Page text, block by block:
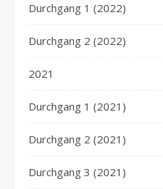
Durchgang 1 (2022)
Durchgang 2 (2022)
2021
Durchgang 1 (2021)
Durchgang 2 (2021)
Durchgang 3 (2021)